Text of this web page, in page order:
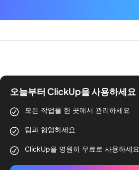
오늘부터 ClickUp을 사용하세요
모든 작업을 한 곳에서 관리하세요
팀과 협업하세요
ClickUp을 영원히 무료로 사용하세요